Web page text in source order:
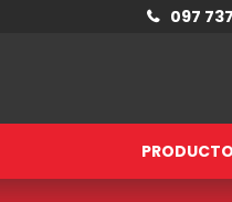
097